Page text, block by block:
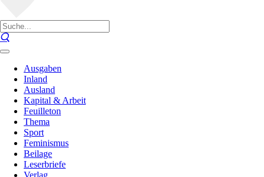
Ausgaben
Inland
Ausland
Kapital & Arbeit
Feuilleton
Thema
Sport
Feminismus
Beilage
Leserbriefe
Verlag